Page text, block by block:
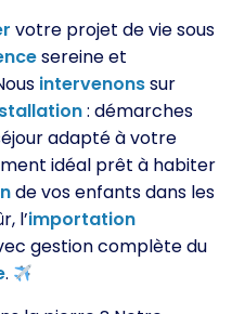
votre projet de vie sous
sereine et
intervenonssur
: démarches
adapté à votre
idéal prêt à habiter
de vos enfants dans les
l’importation
gestion complète du
.